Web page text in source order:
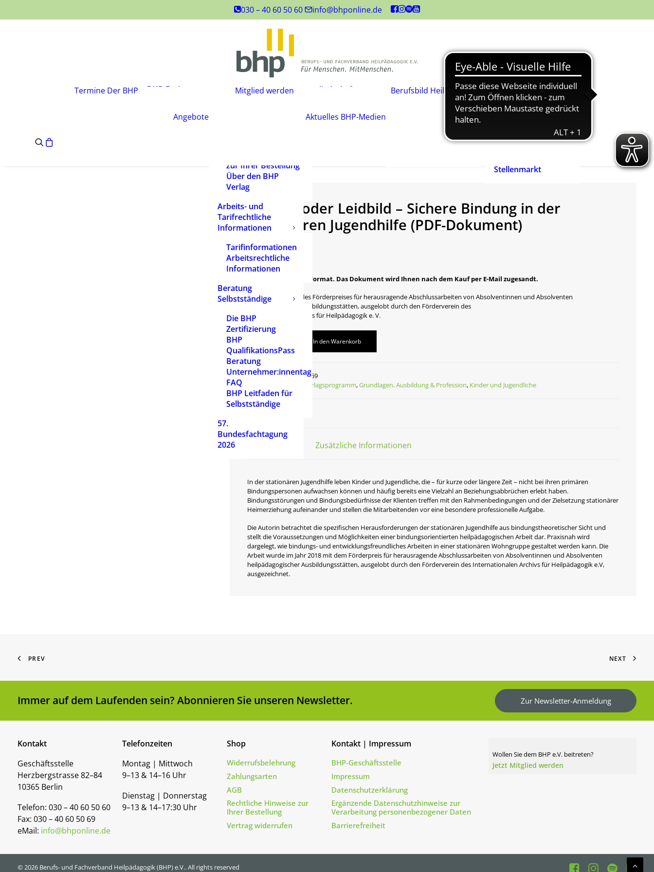
030 – 40 60 50 60 info@bhponline.de
Termine Der BHP
BHP-Fachgruppen
Satzung des BHP
Mitglied werden
Mitgliedschaft
Berufsbild Heilpädagog:in
Wie werde ich
Heilpädagog:in?
BHP-Berufsbild
Heilpädagog:in
Arbeitshilfen und
Positionspapiere
Anbieter
Stellenmarkt
Angebote
Inhouse-
Weiterbildungen
Angebot für
EAH Bildungspost
Fachliteratur
Büchershop
zur Ihrer Bestellung
Über den BHP
Verlag
Arbeits- und
Tarifrechtliche
Informationen
Tarifinformationen
Arbeitsrechtliche
Informationen
Beratung
Selbstständige
Die BHP
Zertifizierung
BHP
QualifikationsPass
Beratung
Unternehmer:innentag
FAQ
BHP Leitfaden für
Selbstständige
57.
Bundesfachtagung
2026
Aktuelles BHP-Medien
Barrierefreiheit ist
Leitbild oder Leidbild – Sichere Bindung in der
stationären Jugendhilfe (PDF-Dokument)
5,95€
inkl. 7 % MwSt.
Publikation im PDF-Format. Das Dokument wird Ihnen nach dem Kauf per E-Mail zugesandt.
Preisträgerin 2018 des Förderpreises für herausragende Abschlussarbeiten von Absolventinnen und Absolventen
heilpädagogischer Ausbildungsstätten, ausgelobt durch den Förderverein des
Internationalen Archivs für Heilpädagogik e. V.
In den Warenkorb
Artikelnummer
2559
Verlagsprogramm,Grundlagen, Ausbildung & Profession, Kinder und Jugendliche
Zusätzliche Informationen
In der stationären Jugendhilfe leben Kinder und Jugendliche, die – für kurze oder längere Zeit – nicht bei ihren primären
Bindungspersonen aufwachsen können und häufig bereits eine Vielzahl an Beziehungsabbrüchen erlebt haben.
Bindungsstörungen und Bindungsbedürfnisse der Klienten treffen mit den Rahmenbedingungen und der Zielsetzung stationärer
Heimerziehung aufeinander und stellen die Mitarbeitenden vor eine besondere professionelle Aufgabe.
Die Autorin betrachtet die spezifischen Herausforderungen der stationären Jugendhilfe aus bindungstheoretischer Sicht und
stellt die Voraussetzungen und Möglichkeiten einer bindungsorientierten heilpädagogischen Arbeit dar. Praxisnah wird
dargelegt, wie bindungs- und entwicklungsfreundliches Arbeiten in einer stationären Wohngruppe gestaltet werden kann. Die
Arbeit wurde im Jahr 2018 mit dem Förderpreis für herausragende Abschlussarbeiten von Absolventinnen und Absolventen
heilpädagogischer Ausbildungsstätten, ausgelobt durch den Förderverein des Internationalen Archivs für Heilpädagogik e.V,
ausgezeichnet.
PREV NEXT
Immer auf dem Laufenden sein? Abonnieren Sie unseren Newsletter. Zur Newsletter-Anmeldung
Kontakt
Geschäftsstelle
Herzbergstrasse 82–84
10365 Berlin
Telefon: 030 – 40 60 50 60
Fax: 030 – 40 60 50 69
eMail: info@bhponline.de
Telefonzeiten
Montag | Mittwoch
9–13 & 14–16 Uhr
Dienstag | Donnerstag
9–13 & 14–17:30 Uhr
Shop
Widerrufsbelehrung
Zahlungsarten
AGB
Rechtliche Hinweise zur
Ihrer Bestellung
Vertrag widerrufen
Kontakt | Impressum
BHP-Geschäftsstelle
Impressum
Datenschutzerklärung
Ergänzende Datenschutzhinweise zur
Verarbeitung personenbezogener Daten
Barrierefreiheit
Wollen Sie dem BHP e.V. beitreten?
Jetzt Mitglied werden
© 2026 Berufs- und Fachverband Heilpädagogik (BHP) e.V..All rights reserved